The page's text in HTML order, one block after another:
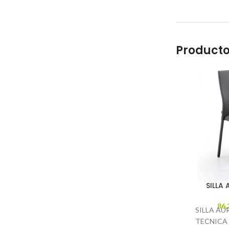
SILLA
SILLA
TECNICA